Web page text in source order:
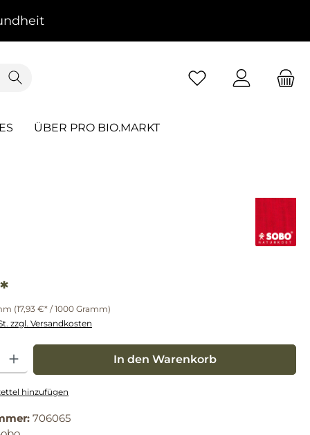
ÜBER PRO BIO.MARKT
(17,93 €* / 1000 Gramm)
zzgl. Versandkosten
Gib den gewünschten Wert ein oder benutze die Schaltflächen um die
In den Warenkorb
hinzufügen
706065